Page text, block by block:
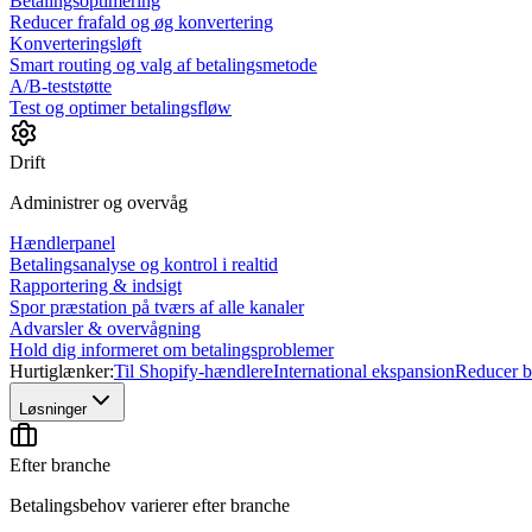
Reducer frafald og øg konvertering
Konverteringsløft
Smart routing og valg af betalingsmetode
A/B-teststøtte
Test og optimer betalingsfløw
Drift
Administrer og overvåg
Hændlerpanel
Betalingsanalyse og kontrol i realtid
Rapportering & indsigt
Spor præstation på tværs af alle kanaler
Advarsler & overvågning
Hold dig informeret om betalingsproblemer
Hurtiglænker:Til Shopify-hændlereInternational ekspansionReducer
Løsninger
Efter branche
Betalingsbehov varierer efter branche